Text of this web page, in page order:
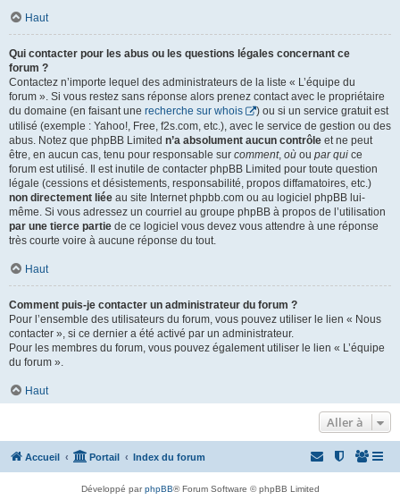
Haut
Qui contacter pour les abus ou les questions légales concernant ce
forum ?
Contactez n’importe lequel des administrateurs de la liste « L’équipe du
forum ». Si vous restez sans réponse alors prenez contact avec le propriétaire
du domaine (en faisant une recherche sur whois
) ou si un service gratuit est
utilisé (exemple : Yahoo!, Free, f2s.com, etc.), avec le service de gestion ou des
abus. Notez que phpBB Limited n’a absolument aucun contrôle et ne peut
être, en aucun cas, tenu pour responsable sur comment, où ou par qui ce
forum est utilisé. Il est inutile de contacter phpBB Limited pour toute question
légale (cessions et désistements, responsabilité, propos diffamatoires, etc.)
non directement liée au site Internet phpbb.com ou au logiciel phpBB lui-
même. Si vous adressez un courriel au groupe phpBB à propos de l’utilisation
par une tierce partie de ce logiciel vous devez vous attendre à une réponse
très courte voire à aucune réponse du tout.
Haut
Comment puis-je contacter un administrateur du forum ?
Pour l’ensemble des utilisateurs du forum, vous pouvez utiliser le lien « Nous
contacter », si ce dernier a été activé par un administrateur.
Pour les membres du forum, vous pouvez également utiliser le lien « L’équipe
du forum ».
Haut
Aller à
Accueil Portail Index du forum
Développé parphpBB® Forum Software © phpBB Limited